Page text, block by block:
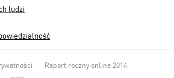
ludzi
Raport roczny online 2014